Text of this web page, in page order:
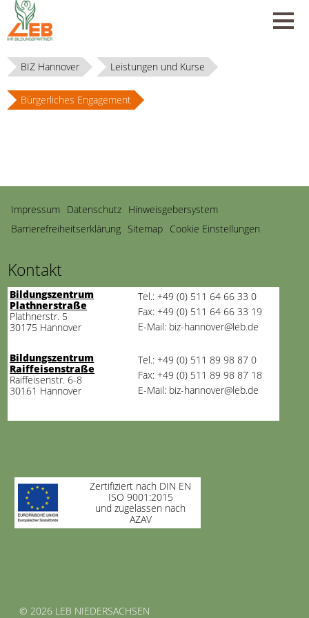
BIZ Hannover Leistungen und Kurse
Bürgerliches Engagement
Navigation
überspringen
Impressum Datenschutz Hinweisgebersystem
Barrierefreiheitserklärung Sitemap Cookie Einstellungen
Kontakt
Bildungszentrum
Plathnerstraße
Plathnerstr. 5
30175 Hannover
Tel.: +49 (0) 511 64 66 33 0
Fax: +49 (0) 511 64 66 33 19
E-Mail: biz-hannover@leb.de
Bildungszentrum
Raiffeisenstraße
Raiffeisenstr. 6-8
30161 Hannover
Tel.: +49 (0) 511 89 98 87 0
Fax: +49 (0) 511 89 98 87 18
E-Mail: biz-hannover@leb.de
Zertifiziert nach DIN EN
ISO 9001:2015
und zugelassen nach
AZAV
© 2026 LEB NIEDERSACHSEN